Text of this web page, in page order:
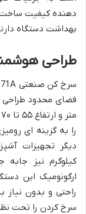
دهنده کیفیت ساخت
بهداشت دستگاه
طراحی
را به گزینه ای
کیلوگرم نیز
ارگونومیک این
راحتی و بدون نیاز
سرخ کردن را تحت